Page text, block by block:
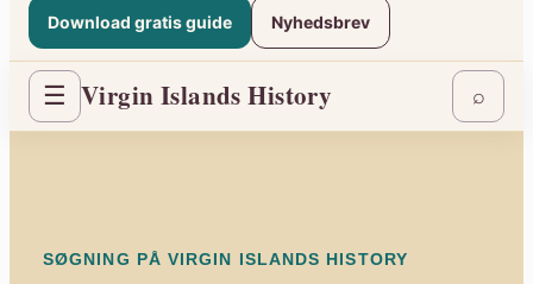
Download gratis guide Nyhedsbrev
☰ Virgin Islands History ⌕
SØGNING PÅ VIRGIN ISLANDS HISTORY